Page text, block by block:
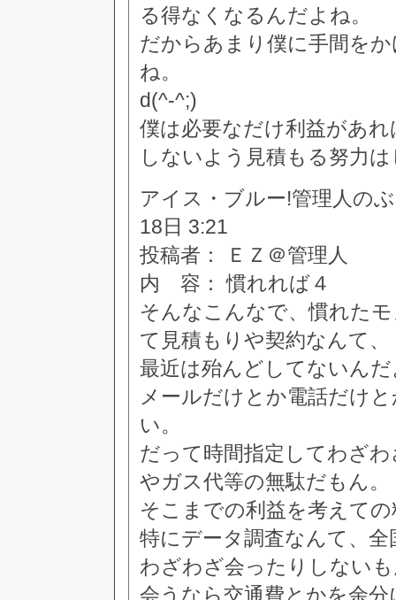
る得なくなるんだよね。
だからあまり僕に手間を
ね。
d(^-^;)
僕は必要なだけ利益があ
しないよう見積もる努力
アイス・ブルー!管理人の
18日 3:21
投稿者： ＥＺ＠管理人
内 容： 慣れれば４
そんなこんなで、慣れた
て見積もりや契約なんて、
最近は殆んどしてないん
メールだけとか電話だけ
い。
だって時間指定してわざ
やガス代等の無駄だもん。
そこまでの利益を考えて
特にデータ調査なんて、
わざわざ会ったりしない
会うなら交通費とかを余